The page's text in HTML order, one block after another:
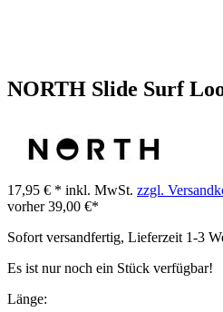
NORTH Slide Surf
17,95 € * inkl. MwSt. zzgl.
vorher39,00 €*
Sofort versandfertig, Lieferzeit 1-3
Es ist nur noch ein Stück verfügbar!
Länge: